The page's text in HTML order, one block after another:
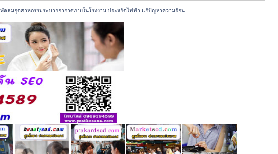
พัดลมอุตสาหกรรมระบายอากาศภายในโรงงาน ประหยัดไฟฟ้า แก้ปัญหาความร้อน